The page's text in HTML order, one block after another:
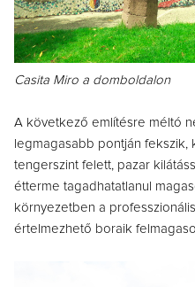
Casita Miro a domboldalon
A következő említésre méltó
legmagasabb pontján
tengerszint felett, pazar
étterme tagadhatatlanul
környezetben a
értelmezhető boraik